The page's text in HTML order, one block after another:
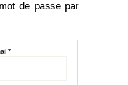
de passe par
*